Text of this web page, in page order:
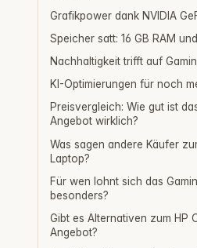
Grafikpower dank NVIDIA
Speicher satt: 16 GB RAM
Nachhaltigkeit trifft auf
KI-Optimierungen für noch
Preisvergleich: Wie gut ist
Angebot wirklich?
Was sagen andere Käufer
Laptop?
Für wen lohnt sich das
besonders?
Gibt es Alternativen zum HP
Angebot?